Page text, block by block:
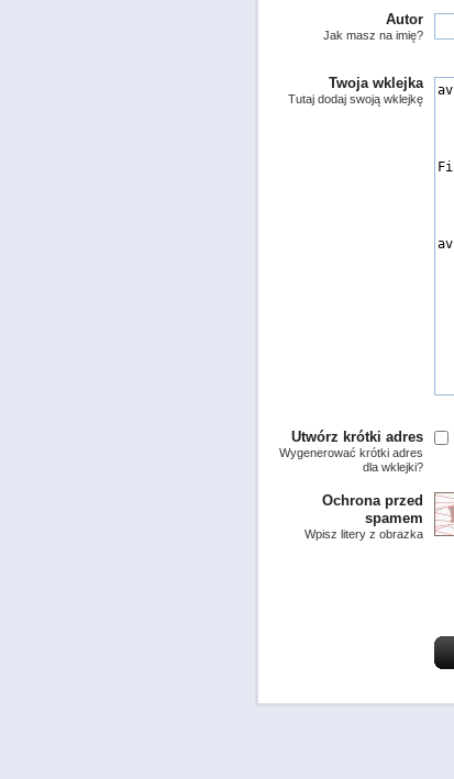
Autor
Jak masz na imię?
Twoja wklejka
Tutaj dodaj swoją wklejkę
Utwórz krótki adres
Wygenerować krótki adres
dla wklejki?
Ochrona przed
spamem
Wpisz litery z obrazka